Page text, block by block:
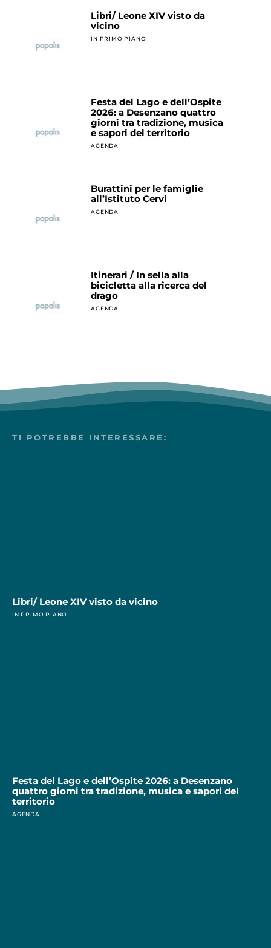
Libri/ Leone XIV visto da
vicino
IN PRIMO PIANO
Festa del Lago e dell’Ospite
2026: a Desenzano quattro
giorni tra tradizione, musica
e sapori del territorio
AGENDA
Burattini per le famiglie
all’Istituto Cervi
AGENDA
Itinerari / In sella alla
bicicletta alla ricerca del
drago
AGENDA
TI POTREBBE INTERESSARE:
Libri/ Leone XIV visto da vicino
IN PRIMO PIANO
Festa del Lago e dell’Ospite 2026: a Desenzano
quattro giorni tra tradizione, musica e sapori del
territorio
AGENDA